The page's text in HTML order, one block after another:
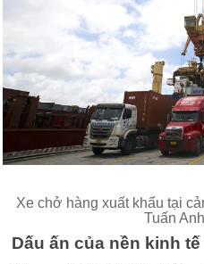
Xe chở hàng xuất khẩu tại
Tuấn
Dấu ấn của nền kinh